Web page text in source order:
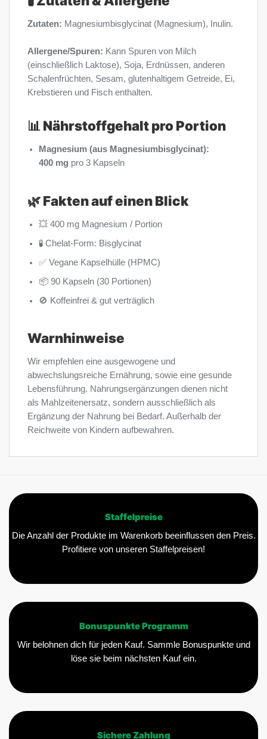
Zutaten: Magnesiumbisglycinat (Magnesium), Inulin.
Allergene/Spuren: Kann Spuren von Milch
(einschließlich Laktose), Soja, Erdnüssen, anderen
Schalenfrüchten, Sesam, glutenhaltigem Getreide, Ei,
Krebstieren und Fisch enthalten.
📊 Nährstoffgehalt pro Portion
Magnesium (aus Magnesiumbisglycinat):
400 mg pro 3 Kapseln
🌿 Fakten auf einen Blick
💥 400 mg Magnesium / Portion
🧪 Chelat-Form: Bisglycinat
✅ Vegane Kapselhülle (HPMC)
📦 90 Kapseln (30 Portionen)
🚫 Koffeinfrei & gut verträglich
Warnhinweise
Wir empfehlen eine ausgewogene und
abwechslungsreiche Ernährung, sowie eine gesunde
Lebensführung. Nahrungsergänzungen dienen nicht
als Mahlzeitenersatz, sondern ausschließlich als
Ergänzung der Nahrung bei Bedarf. Außerhalb der
Reichweite von Kindern aufbewahren.
Staffelpreise
Die Anzahl der Produkte im Warenkorb beeinflussen den Preis.
Profitiere von unseren Staffelpreisen!
Bonuspunkte Programm
Wir belohnen dich für jeden Kauf. Sammle Bonuspunkte und
löse sie beim nächsten Kauf ein.
Sichere Zahlung